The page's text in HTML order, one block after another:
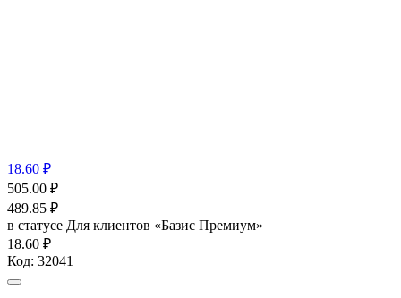
18.60 ₽
505.00 ₽
489.85 ₽
в статусе Для клиентов «Базис Премиум»
18.60 ₽
Код: 32041